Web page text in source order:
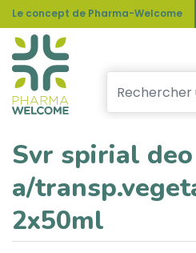
Le concept de Pharma-Welcome
Svr spirial deo
a/
2x50ml